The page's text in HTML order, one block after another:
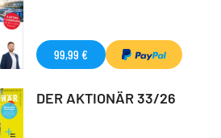
99,99 €
DER AKTIONÄR 33/26